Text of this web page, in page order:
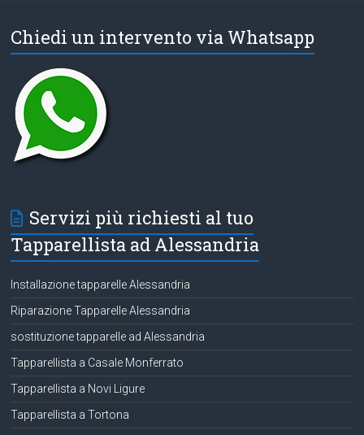
Chiedi un intervento via Whatsapp
Servizi più richiesti al tuo
Tapparellista ad Alessandria
Installazione tapparelle Alessandria
Riparazione Tapparelle Alessandria
sostituzione tapparelle ad Alessandria
Tapparellista a Casale Monferrato
Tapparellista a Novi Ligure
Tapparellista a Tortona